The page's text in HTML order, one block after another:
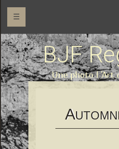
☰
BJF
Une photo l 'Art
A